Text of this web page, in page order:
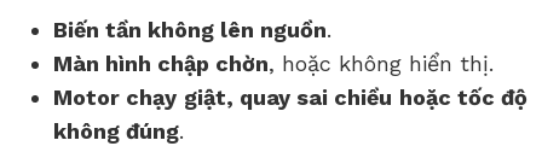
Biến tần không lên nguồn.
Màn hình chập chờn, hoặc không hiển thị.
Motor chạy giật, quay sai chiều hoặc tốc độ
không đúng.